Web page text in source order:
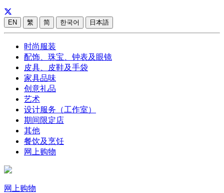
EN 繁 简 한국어 日本語
时尚服装
配饰、珠宝、钟表及眼镜
皮具、皮鞋及手袋
家具品味
创意礼品
艺术
设计服务（工作室）
期间限定店
其他
餐饮及烹饪
网上购物
网上购物